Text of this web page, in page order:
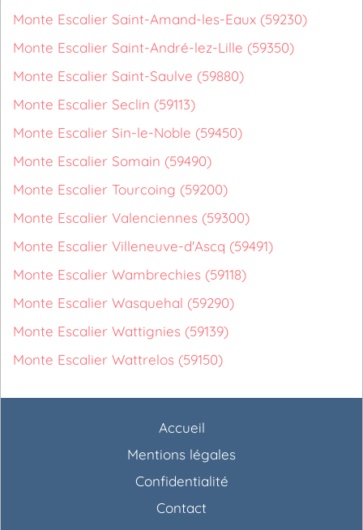
Monte Escalier Saint-Amand-les-Eaux (59230)
Monte Escalier Saint-André-lez-Lille (59350)
Monte Escalier Saint-Saulve (59880)
Monte Escalier Seclin (59113)
Monte Escalier Sin-le-Noble (59450)
Monte Escalier Somain (59490)
Monte Escalier Tourcoing (59200)
Monte Escalier Valenciennes (59300)
Monte Escalier Villeneuve-d'Ascq (59491)
Monte Escalier Wambrechies (59118)
Monte Escalier Wasquehal (59290)
Monte Escalier Wattignies (59139)
Monte Escalier Wattrelos (59150)
Accueil
Mentions légales
Confidentialité
Contact